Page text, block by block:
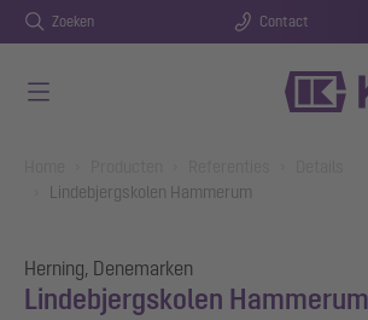
Zoeken Contact
Lindebjergskolen Hammerum
Herning, Denemarken
Lindebjergskolen Hammerum